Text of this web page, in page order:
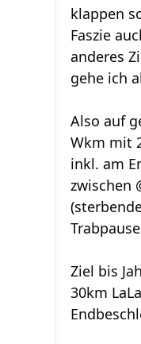
klappen
Faszie
anderes
gehe ich
Also auf
Wkm mit
inkl. am
zwischen
Ziel bis
30km